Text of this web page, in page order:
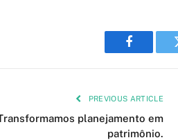
Facebook
PREVIOUS ARTICLE
planejamento em
patrimônio.